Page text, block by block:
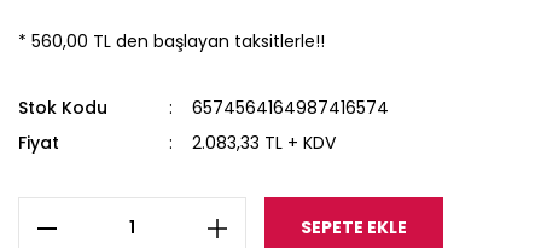
* 560,00 TL den başlayan taksitlerle!!
Stok Kodu
6574564164987416574
Fiyat
2.083,33 TL + KDV
SEPETE EKLE